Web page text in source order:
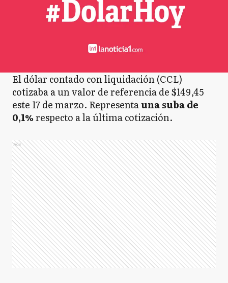
El dólar contado con liquidación (CCL)
cotizaba a un valor de referencia de $149,45
este 17 de marzo. Representauna suba de
0,1%respecto ala última cotización.
Ads